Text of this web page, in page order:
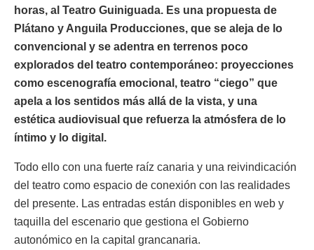
horas, al Teatro Guiniguada. Es una propuesta de
Plátano y Anguila Producciones, que se aleja de lo
convencional y se adentra en terrenos poco
explorados del teatro contemporáneo: proyecciones
como escenografía emocional, teatro “ciego” que
apela a los sentidos más allá de la vista, y una
estética audiovisual que refuerza la atmósfera de lo
íntimo y lo digital.
Todo ello con una fuerte raíz canaria y una reivindicación
del teatro como espacio de conexión con las realidades
del presente. Las entradas están disponibles en web y
taquilla del escenario que gestiona el Gobierno
autonómico en la capital grancanaria.